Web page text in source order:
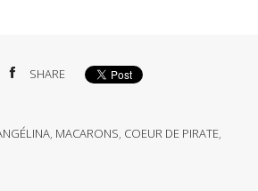
SHARE
, MACARONS, COEUR DE PIRATE,